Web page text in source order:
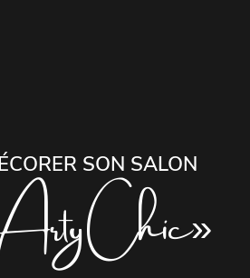
SON SALON
Chic»